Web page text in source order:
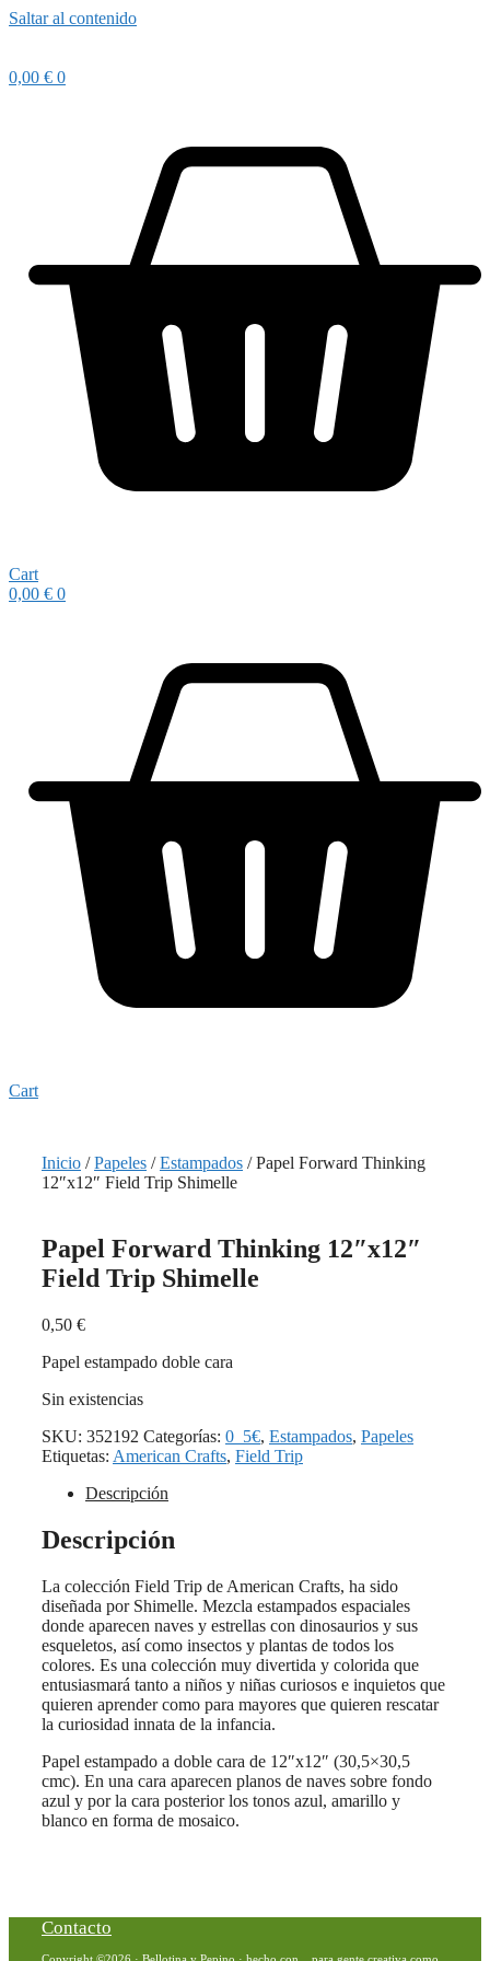
Saltar al contenido
0,00 € 0
Cart
0,00 € 0
Cart
Inicio /Papeles /Estampados / Papel Forward Thinking
12″x12″ Field Trip Shimelle
Papel Forward Thinking 12″x12″
Field Trip Shimelle
0,50 €
Papel estampado doble cara
Sin existencias
SKU: 352192 Categorías: 0_5€, Estampados, Papeles
Etiquetas: American Crafts, Field Trip
Descripción
Descripción
La colección Field Trip de American Crafts, ha sido
diseñada por Shimelle. Mezcla estampados espaciales
donde aparecen naves y estrellas con dinosaurios y sus
esqueletos, así como insectos y plantas de todos los
colores. Es una colección muy divertida y colorida que
entusiasmará tanto a niños y niñas curiosos e inquietos que
quieren aprender como para mayores que quieren rescatar
la curiosidad innata de la infancia.
Papel estampado a doble cara de 12″x12″ (30,5×30,5
cmc). En una cara aparecen planos de naves sobre fondo
azul y por la cara posterior los tonos azul, amarillo y
blanco en forma de mosaico.
Contacto